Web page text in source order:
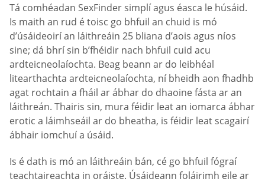
Tá comhéadan SexFinder simplí agus éasca le húsáid.
Is maith an rud é toisc go bhfuil an chuid is mó
d’úsáideoirí an láithreáin 25 bliana d’aois agus níos
sine; dá bhrí sin b’fhéidir nach bhfuil cuid acu
ardteicneolaíochta. Beag beann ar do leibhéal
litearthachta ardteicneolaíochta, ní bheidh aon fhadhb
agat rochtain a fháil ar ábhar do dhaoine fásta ar an
láithreán. Thairis sin, mura féidir leat an iomarca ábhar
erotic a láimhseáil ar do bheatha, is féidir leat scagairí
ábhair iomchuí a úsáid.
Is é dath is mó an láithreáin bán, cé go bhfuil fógraí
teachtaireachta in oráiste. Úsáideann foláirimh eile ar